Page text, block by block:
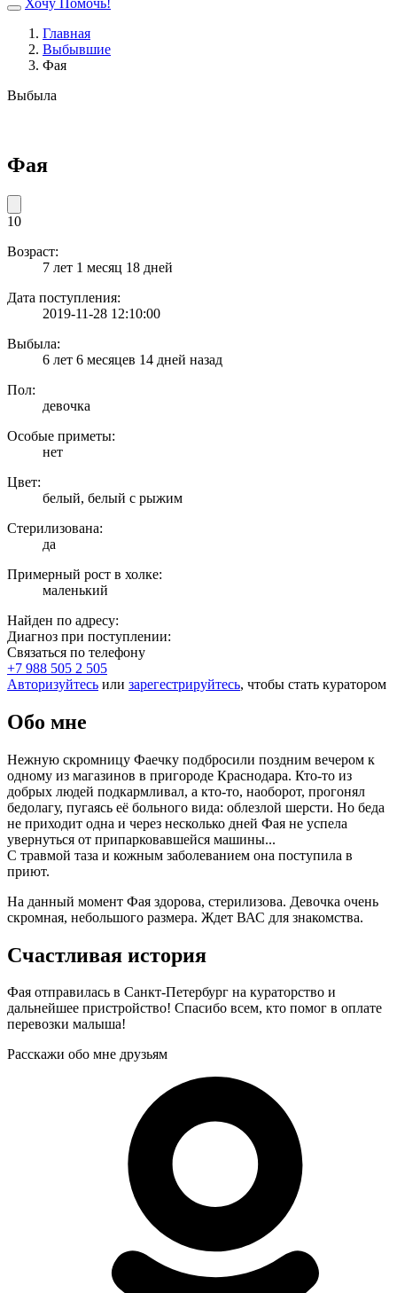
Хочу Помочь!
Главная
Выбывшие
Фая
Выбыла
Фая
10
Возраст:
7 лет 1 месяц 18 дней
Дата поступления:
2019-11-28 12:10:00
Выбыла:
6 лет 6 месяцев 14 дней назад
Пол:
девочка
Особые приметы:
нет
Цвет:
белый, белый с рыжим
Стерилизована:
да
Примерный рост в холке:
маленький
Найден по адресу:
Диагноз при поступлении:
Связаться по телефону
+7 988 505 2 505
Авторизуйтесь или зарегестрируйтесь, чтобы стать куратором
Обо мне
Нежную скромницу Фаечку подбросили поздним вечером к
одному из магазинов в пригороде Краснодара. Кто-то из
добрых людей подкармливал, а кто-то, наоборот, прогонял
бедолагу, пугаясь её больного вида: облезлой шерсти. Но беда
не приходит одна и через несколько дней Фая не успела
увернуться от припарковавшейся машины...
С травмой таза и кожным заболеванием она поступила в
приют.
На данный момент Фая здорова, стерилизова. Девочка очень
скромная, небольшого размера. Ждет ВАС для знакомства.
Счастливая история
Фая отправилась в Санкт-Петербург на кураторство и
дальнейшее пристройство! Спасибо всем, кто помог в оплате
перевозки малыша!
Расскажи обо мне друзьям